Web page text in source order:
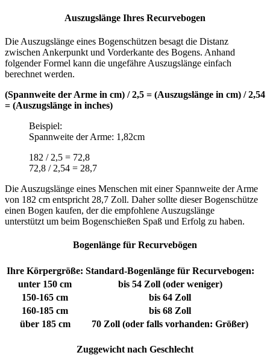
Auszugslänge Ihres Recurvebogen
Die Auszugslänge eines Bogenschützen besagt die Distanz
zwischen Ankerpunkt und Vorderkante des Bogens. Anhand
folgender Formel kann die ungefähre Auszugslänge einfach
berechnet werden.
(Spannweite der Arme in cm) / 2,5 = (Auszugslänge in cm) / 2,54
= (Auszugslänge in inches)
Beispiel:
Spannweite der Arme: 1,82cm
182 / 2,5 = 72,8
72,8 / 2,54 = 28,7
Die Auszugslänge eines Menschen mit einer Spannweite der Arme
von 182 cm entspricht 28,7 Zoll. Daher sollte dieser Bogenschütze
einen Bogen kaufen, der die empfohlene Auszugslänge
unterstützt um beim Bogenschießen Spaß und Erfolg zu haben.
Bogenlänge für Recurvebögen
Ihre Körpergröße: Standard-Bogenlänge für Recurvebogen:
unter 150 cm
bis 54 Zoll (oder weniger)
150-165 cm
bis 64 Zoll
160-185 cm
bis 68 Zoll
über 185 cm
70 Zoll (oder falls vorhanden: Größer)
Zuggewicht nach Geschlecht